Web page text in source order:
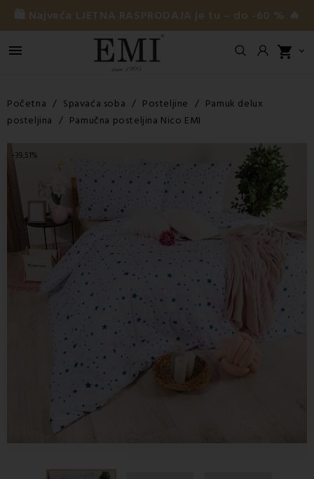
🛍️ Najveća LJETNA RASPRODAJA je tu – do -60 % 🔥
 shopping_cart 
Početna Spavaća soba Posteljine
Pamuk delux
posteljina
Pamučna posteljina Nico EMI
−39,51%